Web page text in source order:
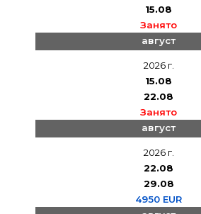
15.08
Занято
август
2026 г.
15.08
22.08
Занято
август
2026 г.
22.08
29.08
4950 EUR